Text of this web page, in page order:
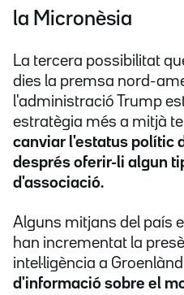
la Micronèsia
La tercera possibilitat
dies la premsa nord-
l'administració Trump
estratègia més a mitjà
canviar l'estatus polític
després oferir-li algun
d'associació.
Alguns mitjans del país
han incrementat la
intel·ligència a
d'informació sobre el